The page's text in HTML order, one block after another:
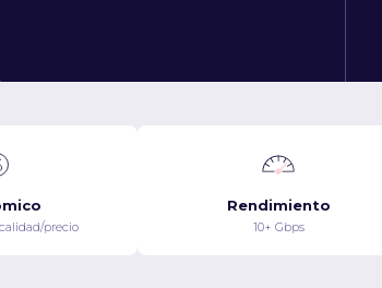
precio
Rendimiento
10+ Gbps